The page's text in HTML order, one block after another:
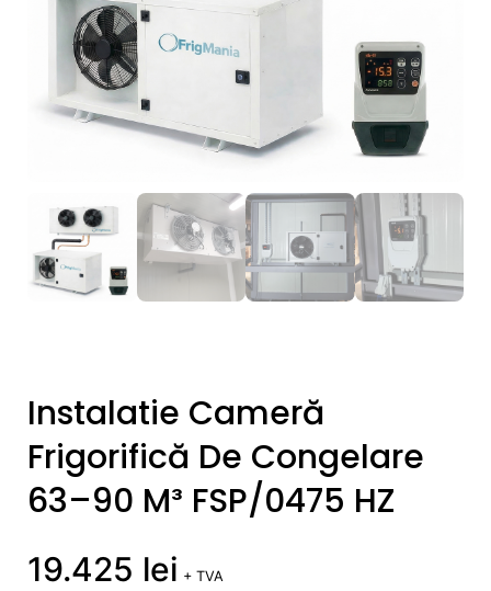
Instalatie Cameră
Frigorifică De Congelare
63–90 M³ FSP/0475 HZ
19.425 lei + TVA